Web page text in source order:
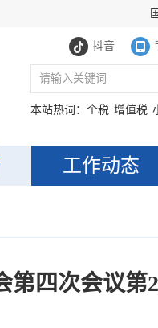
抖音
本站热词： 个税 增值税
工作动态
四次会议第